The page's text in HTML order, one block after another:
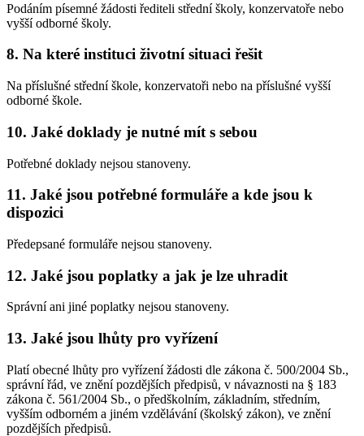
Podáním písemné žádosti řediteli střední školy, konzervatoře nebo
vyšší odborné školy.
8. Na které instituci životní situaci řešit
Na příslušné střední škole, konzervatoři nebo na příslušné vyšší
odborné škole.
10. Jaké doklady je nutné mít s sebou
Potřebné doklady nejsou stanoveny.
11. Jaké jsou potřebné formuláře a kde jsou k
dispozici
Předepsané formuláře nejsou stanoveny.
12. Jaké jsou poplatky a jak je lze uhradit
Správní ani jiné poplatky nejsou stanoveny.
13. Jaké jsou lhůty pro vyřízení
Platí obecné lhůty pro vyřízení žádosti dle zákona č. 500/2004 Sb.,
správní řád, ve znění pozdějších předpisů, v návaznosti na § 183
zákona č. 561/2004 Sb., o předškolním, základním, středním,
vyšším odborném a jiném vzdělávání (školský zákon), ve znění
pozdějších předpisů.